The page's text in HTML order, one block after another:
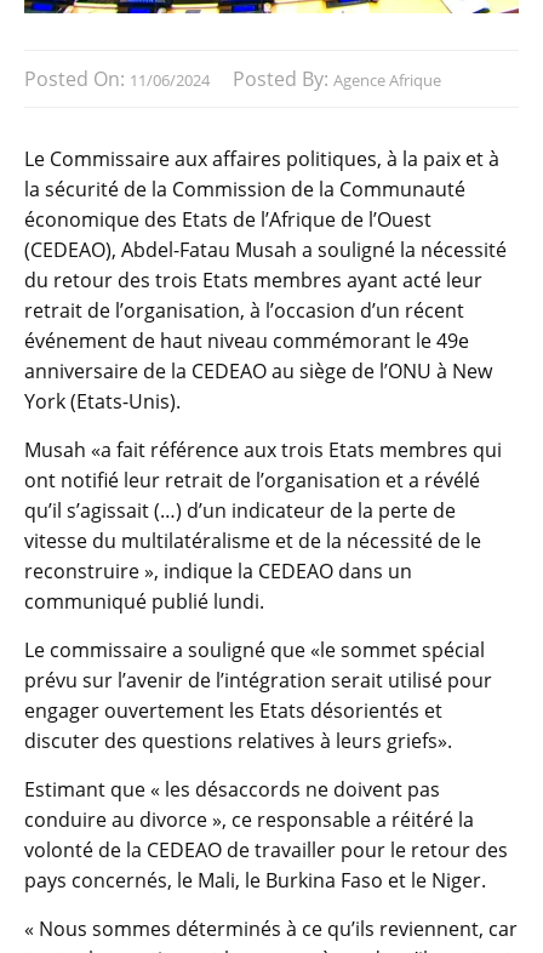
Posted On: 11/06/2024 Posted By: Agence Afrique
Le Commissaire aux affaires politiques, à la paix et à
la sécurité de la Commission de la Communauté
économique des Etats de l’Afrique de l’Ouest
(CEDEAO), Abdel-Fatau Musah a souligné la nécessité
du retour des trois Etats membres ayant acté leur
retrait de l’organisation, à l’occasion d’un récent
événement de haut niveau commémorant le 49e
anniversaire de la CEDEAO au siège de l’ONU à New
York (Etats-Unis).
Musah «a fait référence aux trois Etats membres qui
ont notifié leur retrait de l’organisation et a révélé
qu’il s’agissait (…) d’un indicateur de la perte de
vitesse du multilatéralisme et de la nécessité de le
reconstruire », indique la CEDEAO dans un
communiqué publié lundi.
Le commissaire a souligné que «le sommet spécial
prévu sur l’avenir de l’intégration serait utilisé pour
engager ouvertement les Etats désorientés et
discuter des questions relatives à leurs griefs».
Estimant que « les désaccords ne doivent pas
conduire au divorce », ce responsable a réitéré la
volonté de la CEDEAO de travailler pour le retour des
pays concernés, le Mali, le Burkina Faso et le Niger.
« Nous sommes déterminés à ce qu’ils reviennent, car